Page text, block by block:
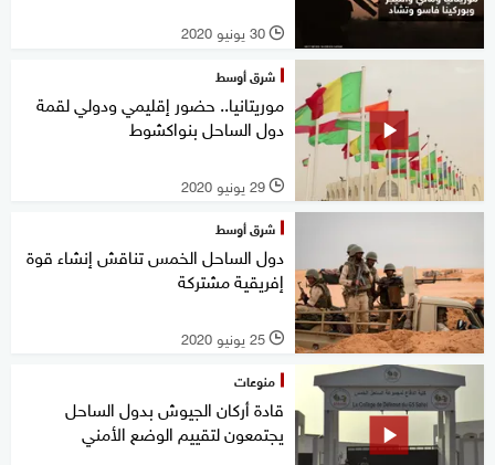
l 30 يونيو 2020
شرق أوسط
موريتانيا.. حضور إقليمي ودولي لقمة
دول الساحل بنواكشوط
l 29 يونيو 2020
شرق أوسط
دول الساحل الخمس تناقش إنشاء قوة
إفريقية مشتركة
l 25 يونيو 2020
منوعات
قادة أركان الجيوش بدول الساحل
يجتمعون لتقييم الوضع الأمني